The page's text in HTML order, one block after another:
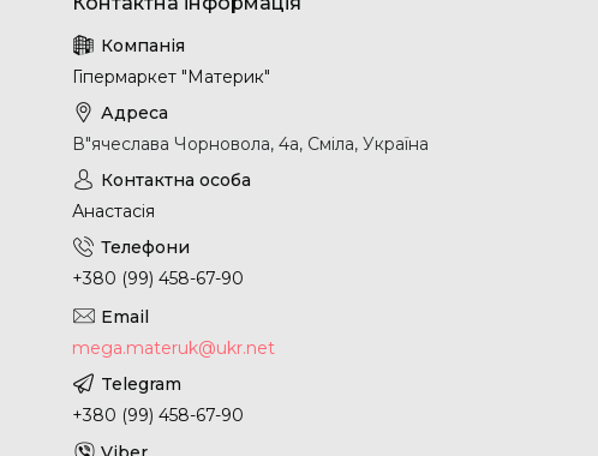
Гіпермаркет "Материк"
В"ячеслава Чорновола, 4а, Сміла, Україна
Анастасія
+380 (99) 458-67-90
mega.materuk@ukr.net
+380 (99) 458-67-90